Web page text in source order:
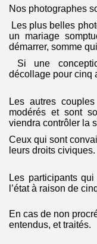
Nos photographes
Les plus belles
un mariage
démarrer, somme
Si une
décollage pour cinq
Les autres
modérés et sont
viendra contrôler la
Ceux qui sont
leurs droits civiques.
Les participants
l’état à raison de
En cas de non
entendus, et traités.